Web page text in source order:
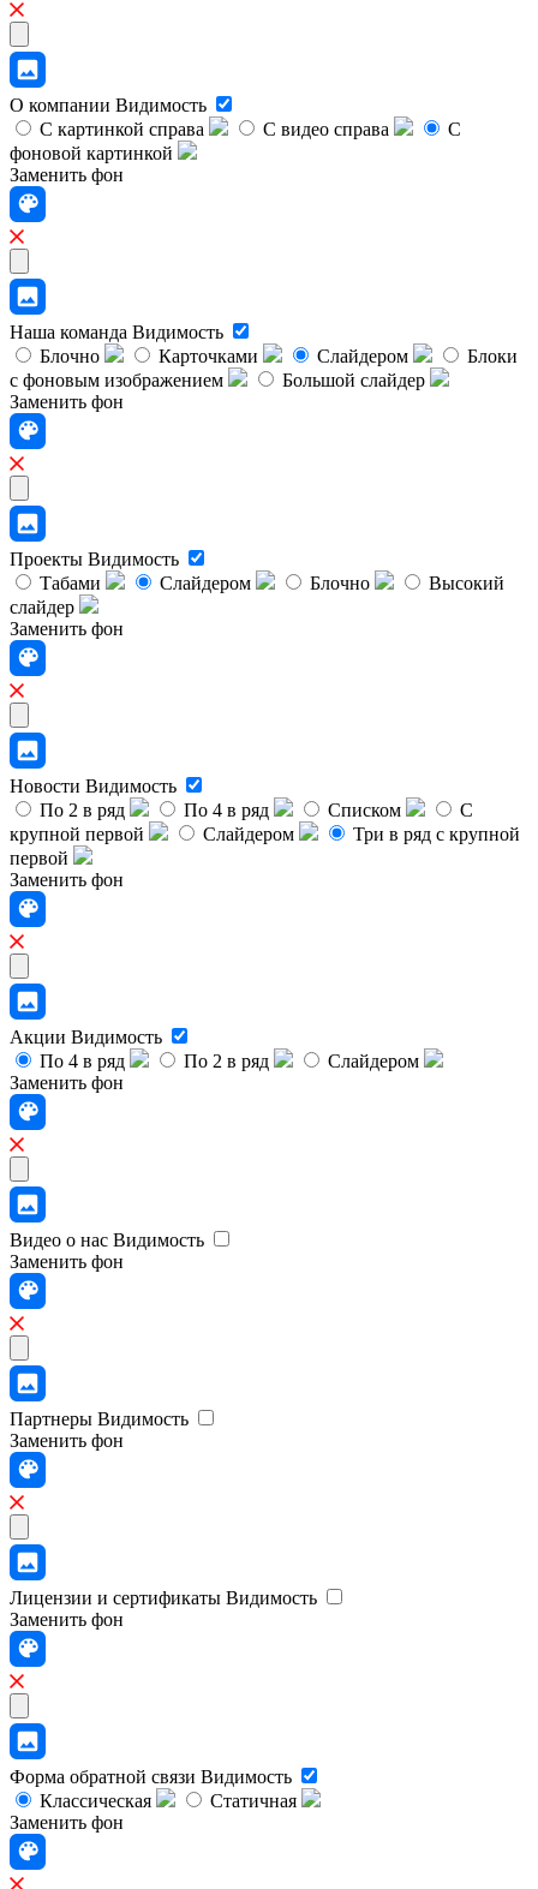
О компании Видимость
С картинкой справа
С видео справа
С
фоновой картинкой
Заменить фон
Наша команда Видимость
Блочно
Карточками Слайдером
Блоки
с фоновым изображением
Большой слайдер
Заменить фон
Проекты Видимость
Табами
Слайдером Блочно
Высокий
слайдер
Заменить фон
Новости Видимость
По 2 в ряд
По 4 в ряд Списком
С
крупной первой
Слайдером
Три в ряд с крупной
первой
Заменить фон
Акции Видимость
По 4 в ряд
По 2 в ряд
Слайдером
Заменить фон
Видео о нас Видимость
Заменить фон
Партнеры Видимость
Заменить фон
Лицензии и сертификаты Видимость
Заменить фон
Форма обратной связи Видимость
Классическая
Статичная
Заменить фон